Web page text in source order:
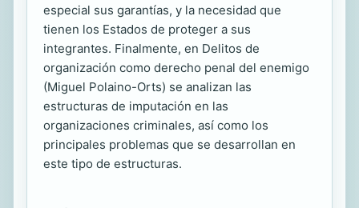
especial sus garantías, y la necesidad que
tienen los Estados de proteger a sus
integrantes. Finalmente, en Delitos de
organización como derecho penal del enemigo
(Miguel Polaino-Orts) se analizan las
estructuras de imputación en las
organizaciones criminales, así como los
principales problemas que se desarrollan en
este tipo de estructuras.